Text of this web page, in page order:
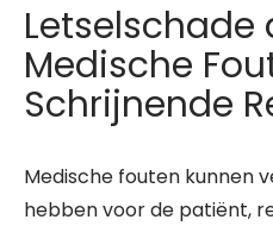
Letselschade
Medische
Schrijnende
Medische fouten kunnen
hebben voor de patiënt,